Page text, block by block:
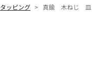
タッピング 真鍮 木ねじ 皿 ２